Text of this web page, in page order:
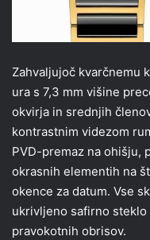
Zahvaljujoč kvarčnemu
ura s 7,3 mm višine
okvirja in srednjih
kontrastnim videzom
PVD-premaz na ohišju,
okrasnih elementih na
okence za datum. Vse
ukrivljeno safirno
pravokotnih obrisov.